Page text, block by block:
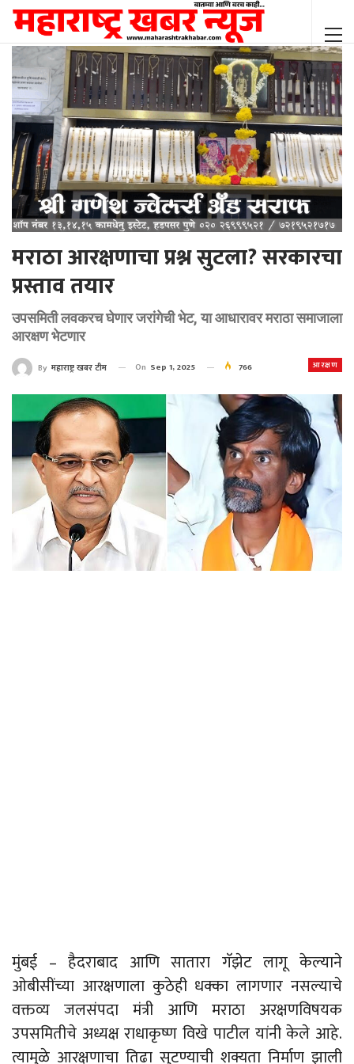
मराठा आरक्षणाचा प्रश्न सुटला? सरकारचा
प्रस्ताव तयार
उपसमिती लवकरच घेणार जरांगेची भेट, या आधारावर मराठा समाजाला
आरक्षण भेटणार
आरक्षण
By महाराष्ट्र खबर टीम On Sep 1, 2025 766
मुंबई – हैदराबाद आणि सातारा गॅझेट लागू केल्याने
ओबीसींच्या आरक्षणाला कुठेही धक्का लागणार नसल्याचे
वक्तव्य जलसंपदा मंत्री आणि मराठा अरक्षणविषयक
उपसमितीचे अध्यक्ष राधाकृष्ण विखे पाटील यांनी केले आहे.
त्यामुळे आरक्षणाचा तिढा सुटण्याची शक्यता निर्माण झाली